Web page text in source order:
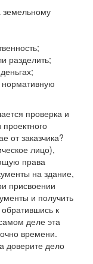
земельному
разделить;
проверка и
проектного
от заказчика?
лицо),
права
на здание,
присвоении
и получить
к
деле эта
времени.
доверите дело